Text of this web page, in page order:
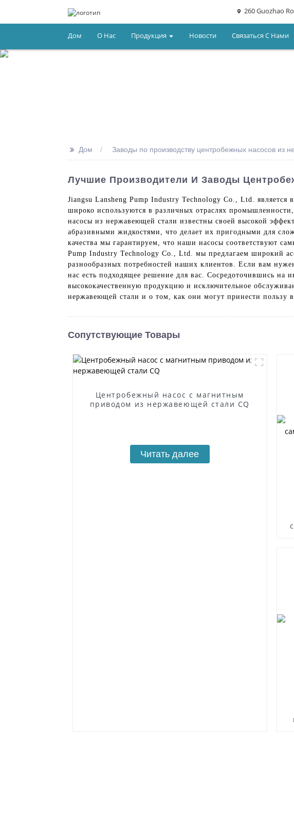
260 Guozhao
Дом О Нас Продукция Новости Связаться С Нами
>> Дом Заводы по производству центробежных насосов из
Лучшие Производители И Заводы
Jiangsu Lansheng Pump Industry Technology Co., Ltd.
широко используются в различных отраслях
насосы из нержавеющей стали известны своей высокой
абразивными жидкостями, что делает их пригодными для
качества мы гарантируем, что наши насосы соответствуют
Pump Industry Technology Co., Ltd. мы предлагаем широкий
разнообразных потребностей наших клиентов. Если вам
нас есть подходящее решение для вас. Сосредоточившись на
высококачественную продукцию и исключительное
нержавеющей стали и о том, как они могут принести пользу
Сопутствующие Товары
Центробежный насос с магнитным
приводом из нержавеющей стали CQ
Читать далее